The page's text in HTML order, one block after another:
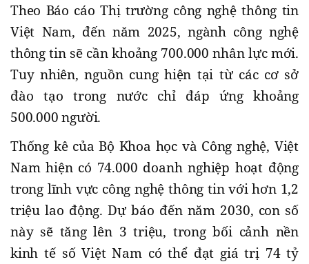
Theo Báo cáo Thị trường công nghệ thông tin
Việt Nam, đến năm 2025, ngành công nghệ
thông tin sẽ cần khoảng 700.000 nhân lực mới.
Tuy nhiên, nguồn cung hiện tại từ các cơ sở
đào tạo trong nước chỉ đáp ứng khoảng
500.000 người.
Thống kê của Bộ Khoa học và Công nghệ, Việt
Nam hiện có 74.000 doanh nghiệp hoạt động
trong lĩnh vực công nghệ thông tin với hơn 1,2
triệu lao động. Dự báo đến năm 2030, con số
này sẽ tăng lên 3 triệu, trong bối cảnh nền
kinh tế số Việt Nam có thể đạt giá trị 74 tỷ